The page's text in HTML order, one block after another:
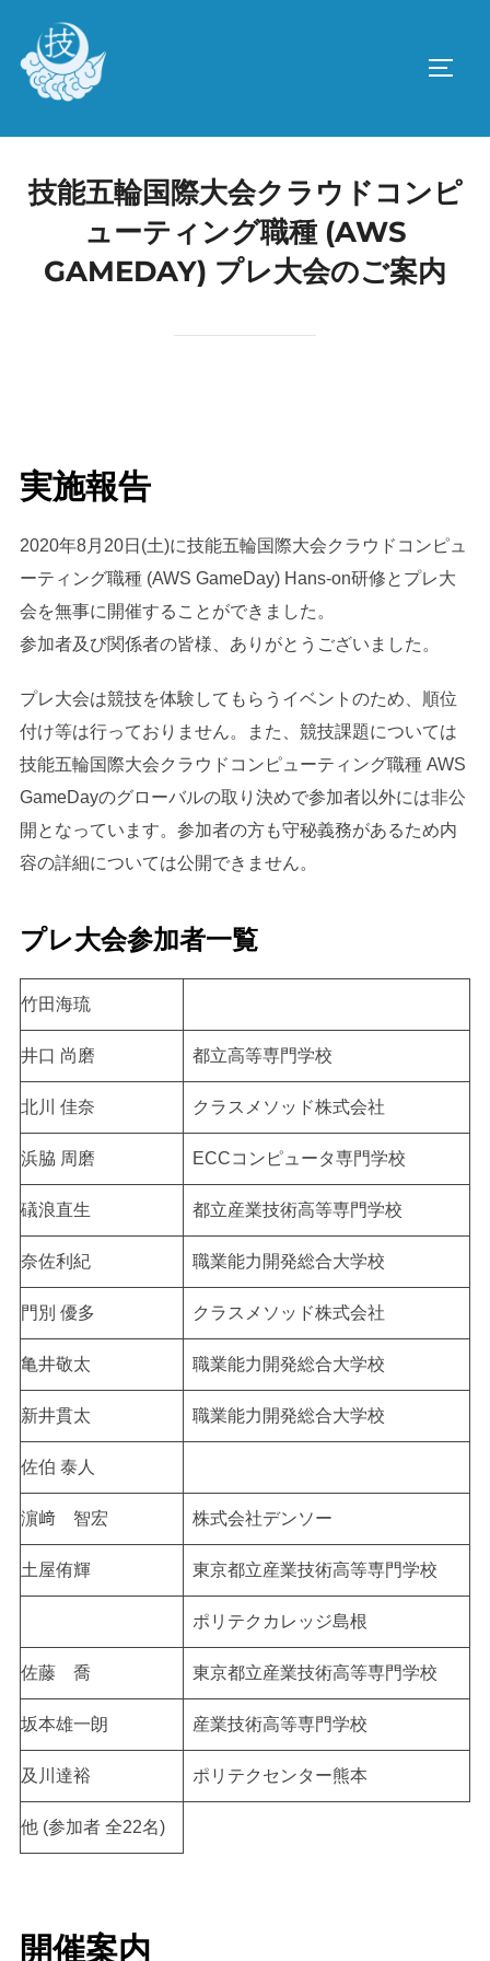
ツ
技能五輪国際大会クラウドコンピ
ューティング職種 (AWS
GAMEDAY) プレ大会のご案内
実施報告
2020年8月20日(土)に技能五輪国際大会クラウドコンピュ
ーティング職種 (AWS GameDay) Hans-on研修とプレ大
会を無事に開催することができました。
参加者及び関係者の皆様、ありがとうございました。
プレ大会は競技を体験してもらうイベントのため、順位
付け等は行っておりません。また、競技課題については
技能五輪国際大会クラウドコンピューティング職種 AWS
GameDayのグローバルの取り決めで参加者以外には非公
開となっています。参加者の方も守秘義務があるため内
容の詳細については公開できません。
プレ大会参加者一覧
竹田海琉
井口 尚磨 都立高等専門学校
北川 佳奈 クラスメソッド株式会社
浜脇 周磨 ECCコンピュータ専門学校
礒浪直生 都立産業技術高等専門学校
奈佐利紀 職業能力開発総合大学校
門別 優多 クラスメソッド株式会社
亀井敬太 職業能力開発総合大学校
新井貫太 職業能力開発総合大学校
佐伯 泰人
濵﨑 智宏 株式会社デンソー
土屋侑輝 東京都立産業技術高等専門学校
ポリテクカレッジ島根
佐藤 喬 東京都立産業技術高等専門学校
坂本雄一朗 産業技術高等専門学校
及川達裕 ポリテクセンター熊本
他 (参加者 全22名)
開催案内